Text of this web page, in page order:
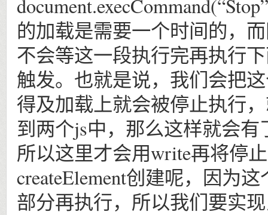
的加载是需要一个时间的，
不会等这一段执行完再执行
触发。也就是说，我们会把
得及加载上就会被停止执行
到两个js中，那么这样就会
所以这里才会用write再将停
createElement创建呢，因为
部分再执行，所以我们要实